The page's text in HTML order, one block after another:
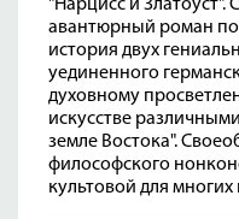
"Нарцисс и Златоуст".
авантюрный роман
история двух
уединенного
духовному
искусстве
земле Востока".
философского
культовой для